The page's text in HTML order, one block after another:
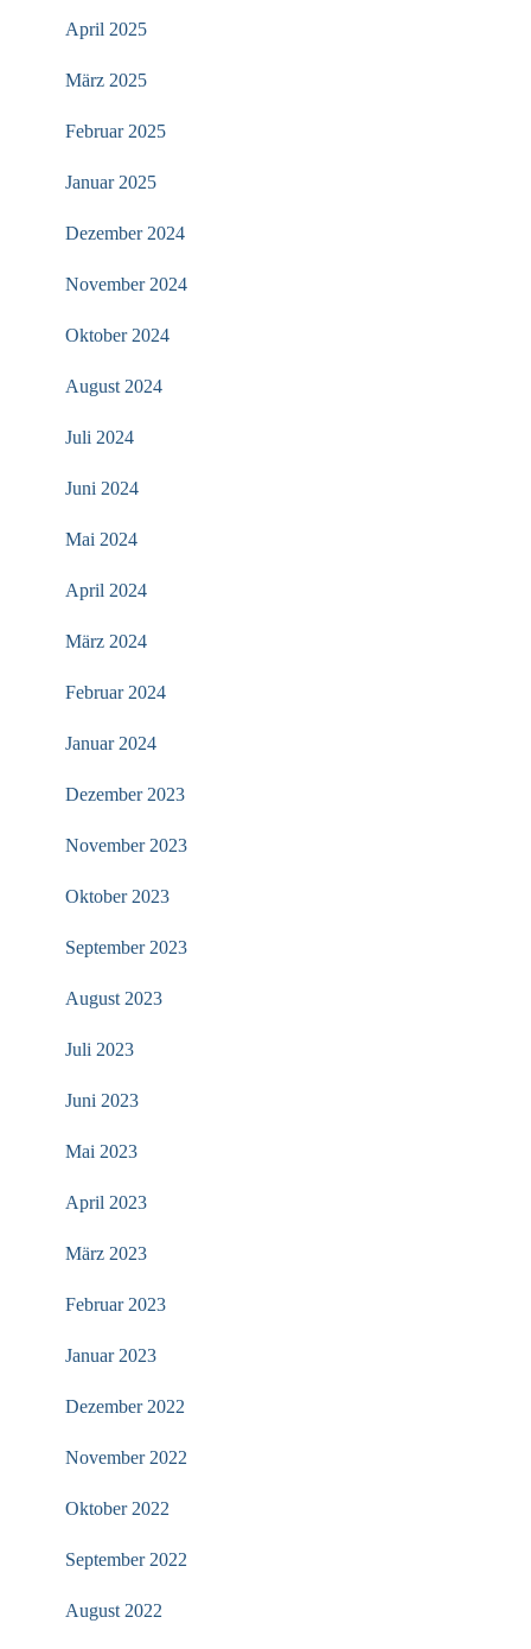
April 2025
März 2025
Februar 2025
Januar 2025
Dezember 2024
November 2024
Oktober 2024
August 2024
Juli 2024
Juni 2024
Mai 2024
April 2024
März 2024
Februar 2024
Januar 2024
Dezember 2023
November 2023
Oktober 2023
September 2023
August 2023
Juli 2023
Juni 2023
Mai 2023
April 2023
März 2023
Februar 2023
Januar 2023
Dezember 2022
November 2022
Oktober 2022
September 2022
August 2022